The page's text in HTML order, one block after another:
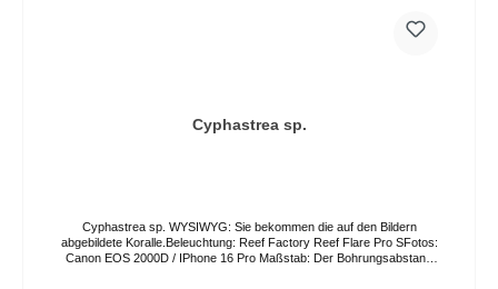
Cyphastrea sp.
Cyphastrea sp. WYSIWYG: Sie bekommen die auf den Bildern
abgebildete Koralle.Beleuchtung: Reef Factory Reef Flare Pro SFotos:
Canon EOS 2000D / IPhone 16 Pro Maßstab: Der Bohrungsabstand